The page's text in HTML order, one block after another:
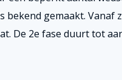
gemaakt. Vanaf
De 2e fase duurt tot